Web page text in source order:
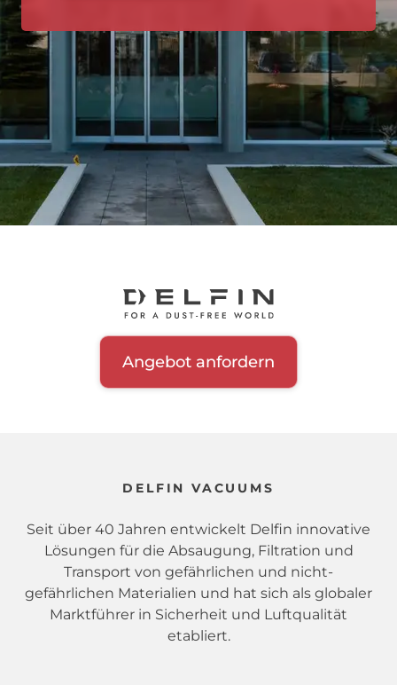
Angebot anfordern
DELFIN VACUUMS
Seit über 40 Jahren entwickelt Delfin innovative
Lösungen für die Absaugung, Filtration und
Transport von gefährlichen und nicht-
gefährlichen Materialien und hat sich als globaler
Marktführer in Sicherheit und Luftqualität
etabliert.